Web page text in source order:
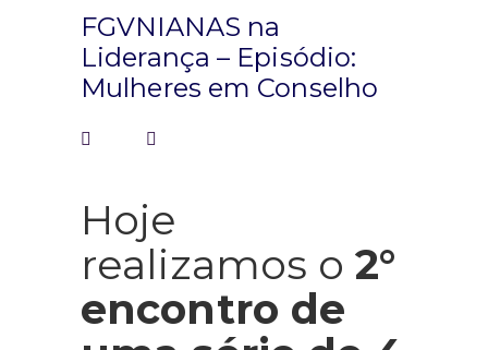
FGVNIANAS na
Liderança – Episódio:
Mulheres em Conselho
Hoje
realizamos o2°
encontro de